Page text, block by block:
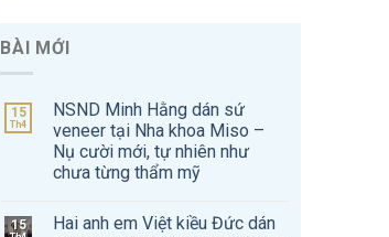
BÀI MỚI
15
Th4
NSND Minh Hằng dán sứ
veneer tại Nha khoa Miso –
Nụ cười mới, tự nhiên như
chưa từng thẩm mỹ
15
Hai anh em Việt kiều Đức dán